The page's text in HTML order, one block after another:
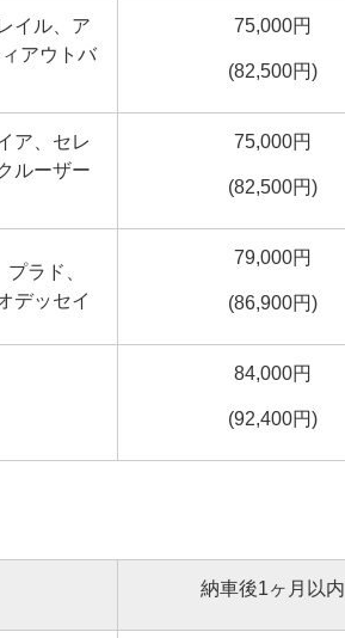
イル、ア
アウトバ
75,000円
(82,500円)
ア、セレ
ルーザー
75,000円
(82,500円)
ラド、
デッセイ
79,000円
(86,900円)
84,000円
(92,400円)
納車後1ヶ月以内